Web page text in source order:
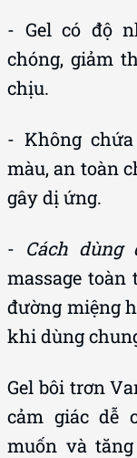
- Gel có độ
chóng, giảm
chịu.
- Không
màu, an toàn
gây dị ứng.
- Cách dùng
massage
đường miệng
khi dùng
Gel bôi trơn
cảm giác dễ
muốn và